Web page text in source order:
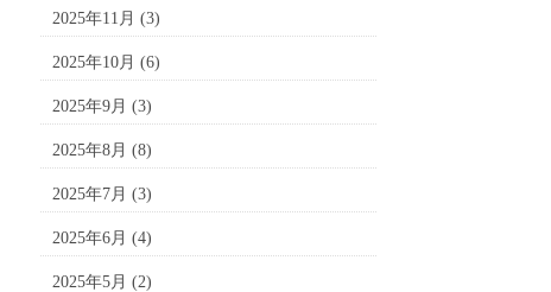
2025年11月 (3)
2025年10月 (6)
2025年9月 (3)
2025年8月 (8)
2025年7月 (3)
2025年6月 (4)
2025年5月 (2)